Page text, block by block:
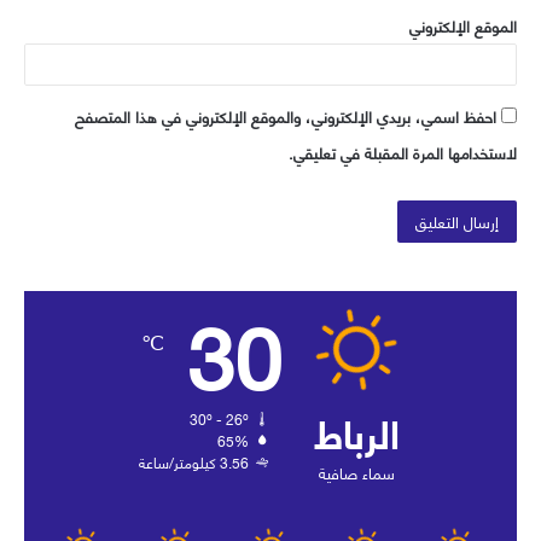
الموقع الإلكتروني
احفظ اسمي، بريدي الإلكتروني، والموقع الإلكتروني في هذا المتصفح
لاستخدامها المرة المقبلة في تعليقي.
الرباط
سماء صافية
30
℃
65%
3.56 كيلومتر/ساعة